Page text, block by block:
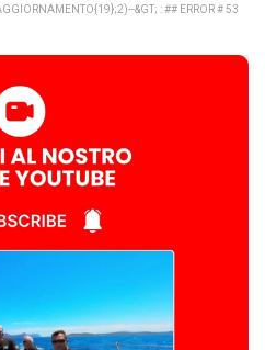
&GT; : ## ERROR # 53